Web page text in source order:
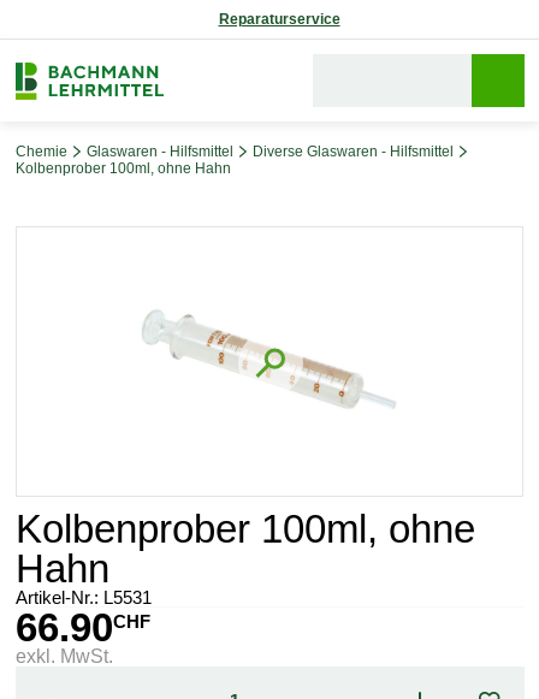
Reparaturservice
Chemie Glaswaren - Hilfsmittel
Diverse Glaswaren - Hilfsmittel
Kolbenprober 100ml, ohne Hahn
Kolbenprober 100ml, ohne
Hahn
Artikel-Nr.: L5531
66.90CHF
exkl. MwSt.